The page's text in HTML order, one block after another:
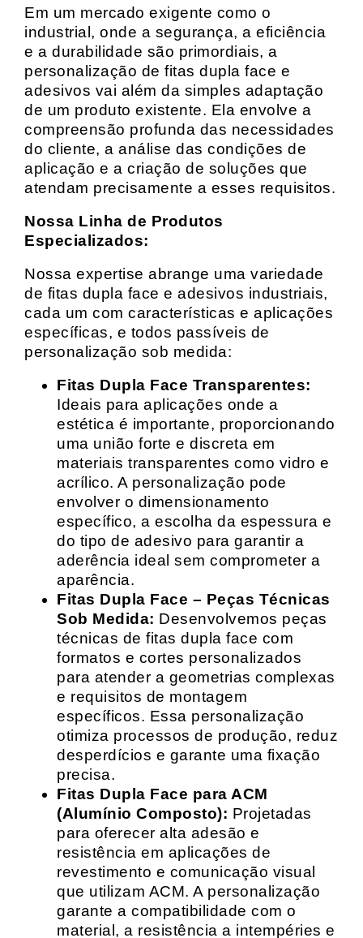
Em um mercado exigente como o
industrial, onde a segurança, a eficiência
e a durabilidade são primordiais, a
personalização de fitas dupla face e
adesivos vai além da simples adaptação
de um produto existente. Ela envolve a
compreensão profunda das necessidades
do cliente, a análise das condições de
aplicação e a criação de soluções que
atendam precisamente a esses requisitos.
Nossa Linha de Produtos
Especializados:
Nossa expertise abrange uma variedade
de fitas dupla face e adesivos industriais,
cada um com características e aplicações
específicas, e todos passíveis de
personalização sob medida:
Fitas Dupla Face Transparentes:
Ideais para aplicações onde a
estética é importante, proporcionando
uma união forte e discreta em
materiais transparentes como vidro e
acrílico. A personalização pode
envolver o dimensionamento
específico, a escolha da espessura e
do tipo de adesivo para garantir a
aderência ideal sem comprometer a
aparência.
Fitas Dupla Face – Peças Técnicas
Sob Medida: Desenvolvemos peças
técnicas de fitas dupla face com
formatos e cortes personalizados
para atender a geometrias complexas
e requisitos de montagem
específicos. Essa personalização
otimiza processos de produção, reduz
desperdícios e garante uma fixação
precisa.
Fitas Dupla Face para ACM
(Alumínio Composto): Projetadas
para oferecer alta adesão e
resistência em aplicações de
revestimento e comunicação visual
que utilizam ACM. A personalização
garante a compatibilidade com o
material, a resistência a intempéries e